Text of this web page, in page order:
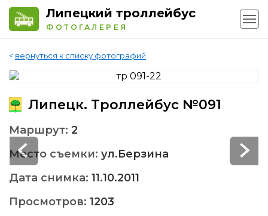
Липецкий троллейбус
ФОТОГАЛЕРЕЯ
< вернуться к списку фотографий
Липецк. Троллейбус №091
Маршрут: 2
Место съемки: ул.Берзина
Дата снимка: 11.10.2011
Просмотров: 1203